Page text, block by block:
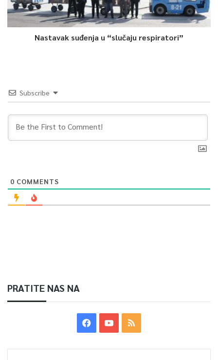
Nastavak suđenja u “slučaju respiratori”
Subscribe
0 COMMENTS
PRATITE NAS NA